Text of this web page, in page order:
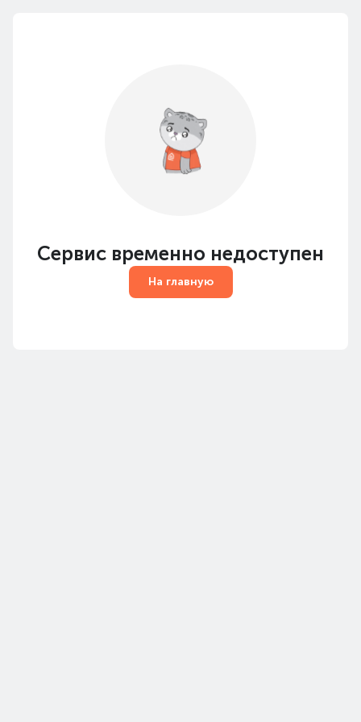
Сервис временно недоступен
На главную